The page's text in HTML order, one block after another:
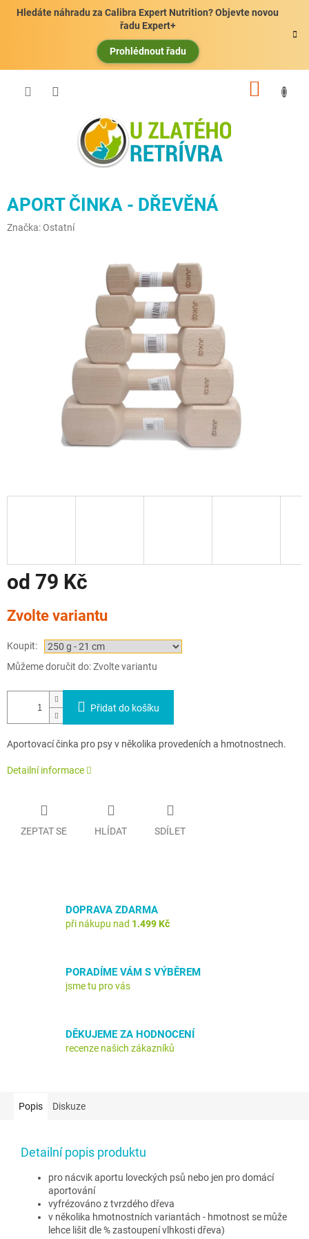
Hledáte náhradu za Calibra Expert Nutrition? Objevte novou
řadu Expert+
Prohlédnout řadu
APORT ČINKA - DŘEVĚNÁ
Značka: Ostatní
od 79 Kč
cena:
Zvolte variantu
Koupit:
Můžeme doručit do:Zvolte variantu
Přidat do košíku
Aportovací činka pro psy v několika provedeních a hmotnostnech.
Detailní informace
ZEPTAT SE HLÍDAT SDÍLET
DOPRAVA ZDARMA
při nákupu nad 1.499 Kč
PORADÍME VÁM S VÝBĚREM
jsme tu pro vás
DĚKUJEME ZA HODNOCENÍ
recenze našich zákazníků
Popis Diskuze
Detailní popis produktu
pro nácvik aportu loveckých psů nebo jen pro domácí
aportování
vyfrézováno z tvrzdého dřeva
v několika hmotnostních variantách - hmotnost se může
lehce lišit dle % zastoupení vlhkosti dřeva)